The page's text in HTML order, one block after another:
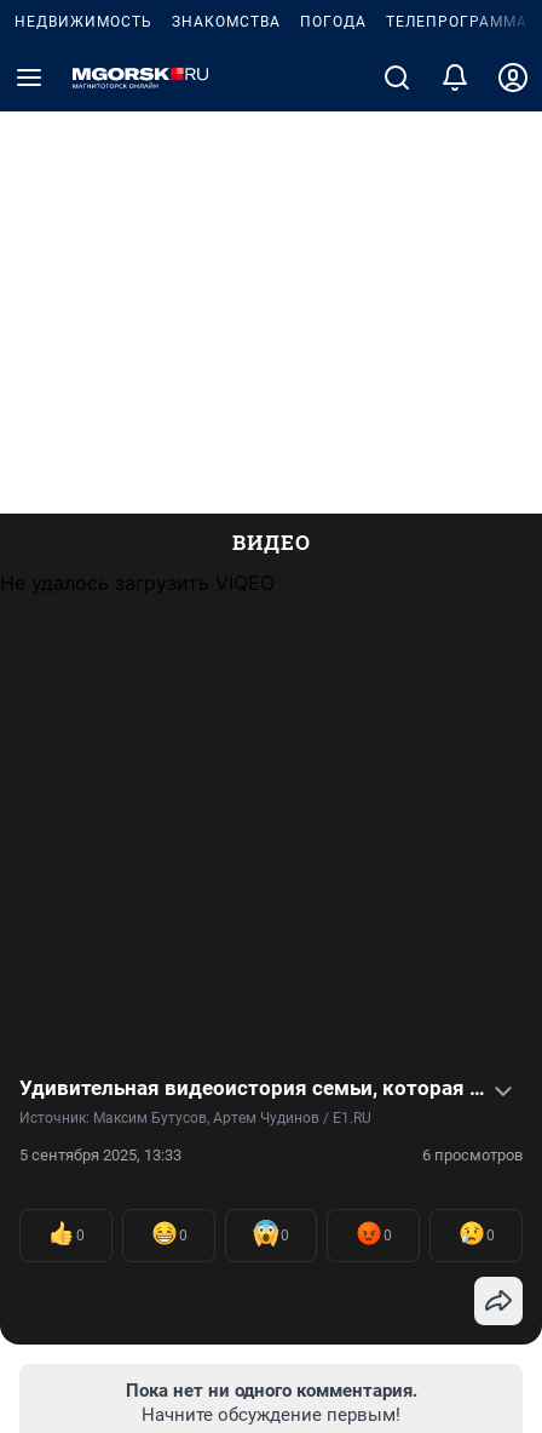
НЕДВИЖИМОСТЬ ЗНАКОМСТВА ПОГОДА ТЕЛЕПРОГРАММА
ВИДЕО
Не удалось загрузить VIQEO
Удивительная видеоистория семьи, которая спустя 22 года нашла потерянного брата
Источник: Максим Бутусов, Артем Чудинов / E1.RU
5 сентября 2025, 13:33 6 просмотров
0 0 0 0 0
Пока нет ни одного комментария.
Начните обсуждение первым!